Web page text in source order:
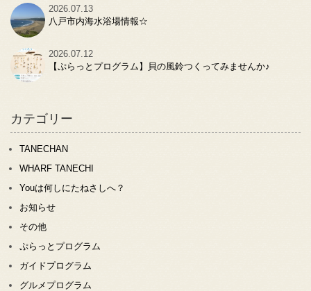
2026.07.13
八戸市内海水浴場情報☆
2026.07.12
【ぷらっとプログラム】貝の風鈴つくってみませんか♪
カテゴリー
TANECHAN
WHARF TANECHI
Youは何しにたねさしへ？
お知らせ
その他
ぷらっとプログラム
ガイドプログラム
グルメプログラム